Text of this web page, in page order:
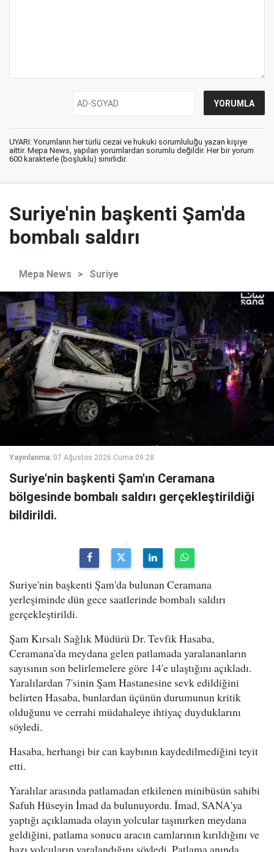
UYARI: Yorumların her türlü cezai ve hukuki sorumluluğu yazan kişiye
aittir. Mepa News, yapılan yorumlardan sorumlu değildir. Her bir yorum
600 karakterle (boşluklu) sınırlıdır.
Suriye'nin başkenti Şam'da
bombalı saldırı
Mepa News > Suriye
Yayınlanma: 07 Ağustos 2026 Cuma 09:28
Suriye'nin başkenti Şam'ın Ceramana
bölgesinde bombalı saldırı gerçekleştirildiği
bildirildi.
Suriye'nin başkenti Şam'da bulunan Ceramana
yerleşiminde dün gece saatlerinde bombalı saldırı
gerçekleştirildi.
Şam Kırsalı Sağlık Müdürü Dr. Tevfik Hasaba,
Ceramana'da meydana gelen patlamada yaralananların
sayısının son belirlemelere göre 14'e ulaştığını açıkladı.
Yaralılardan 7'sinin Şam Hastanesine sevk edildiğini
belirten Hasaba, bunlardan üçünün durumunun kritik
olduğunu ve cerrahi müdahaleye ihtiyaç duyduklarını
söyledi.
Hasaba, herhangi bir can kaybının kaydedilmediğini teyit
etti.
Yaralılar arasında patlamadan etkilenen minibüsün sahibi
Safuh Hüseyin İmad da bulunuyordu. İmad, SANA'ya
yaptığı açıklamada olayın yolcular taşınırken meydana
geldiğini, patlama sonucu aracın camlarının kırıldığını ve
bazı yolcuların yaralandığını söyledi. Patlama anında